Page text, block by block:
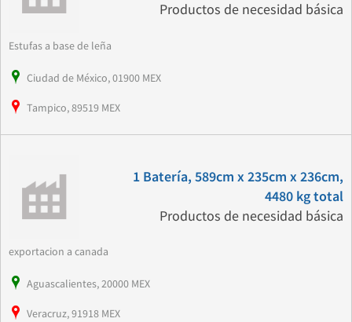
Productos de necesidad básica
Estufas a base de leña
Ciudad de México, 01900 MEX
Tampico, 89519 MEX
1 Batería, 589cm x 235cm x 236cm,
4480 kg total
Productos de necesidad básica
exportacion a canada
Aguascalientes, 20000 MEX
Veracruz, 91918 MEX